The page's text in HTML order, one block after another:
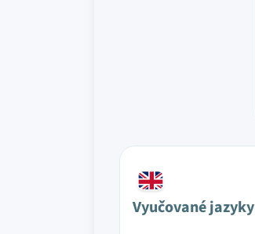
Vyučované jazyky